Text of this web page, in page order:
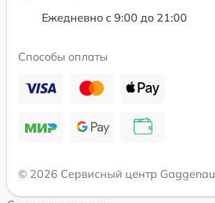
Ежедневно с 9:00 до 21:00
Способы оплаты
© 2026 Сервисный центр Gaggenau